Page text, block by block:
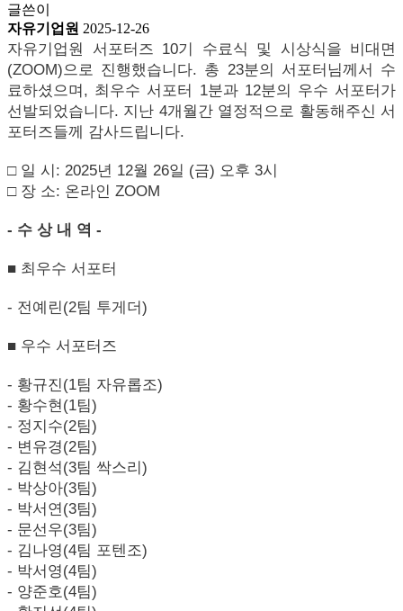
글쓴이
자유기업원 2025-12-26
자유기업원 서포터즈 10기 수료식 및 시상식을 비대면
(ZOOM)으로 진행했습니다. 총 23분의 서포터님께서 수
료하셨으며, 최우수 서포터 1분과 12분의 우수 서포터가
선발되었습니다. 지난 4개월간 열정적으로 활동해주신 서
포터즈들께 감사드립니다.
□ 일 시: 2025년 12월 26일 (금) 오후 3시
□ 장 소: 온라인 ZOOM
- 수 상 내 역 -
■ 최우수 서포터
- 전예린(2팀 투게더)
■ 우수 서포터즈
- 황규진(1팀 자유롭조)
- 황수현(1팀)
- 정지수(2팀)
- 변유경(2팀)
- 김현석(3팀 싹스리)
- 박상아(3팀)
- 박서연(3팀)
- 문선우(3팀)
- 김나영(4팀 포텐조)
- 박서영(4팀)
- 양준호(4팀)